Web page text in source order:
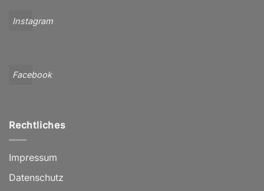
Instagram
Facebook
Rechtliches
Impressum
Datenschutz